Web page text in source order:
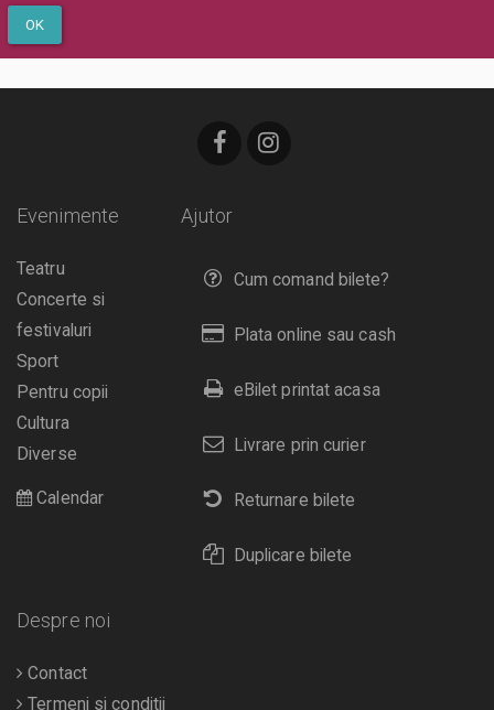
OK
Ajutor
Cum comand bilete?
Plata online sau cash
eBilet printat acasa
Livrare prin curier
Returnare bilete
Duplicare bilete
Evenimente
Teatru
Concerte si
festivaluri
Sport
Pentru copii
Cultura
Diverse
Calendar
Despre noi
Contact
Termeni si conditii